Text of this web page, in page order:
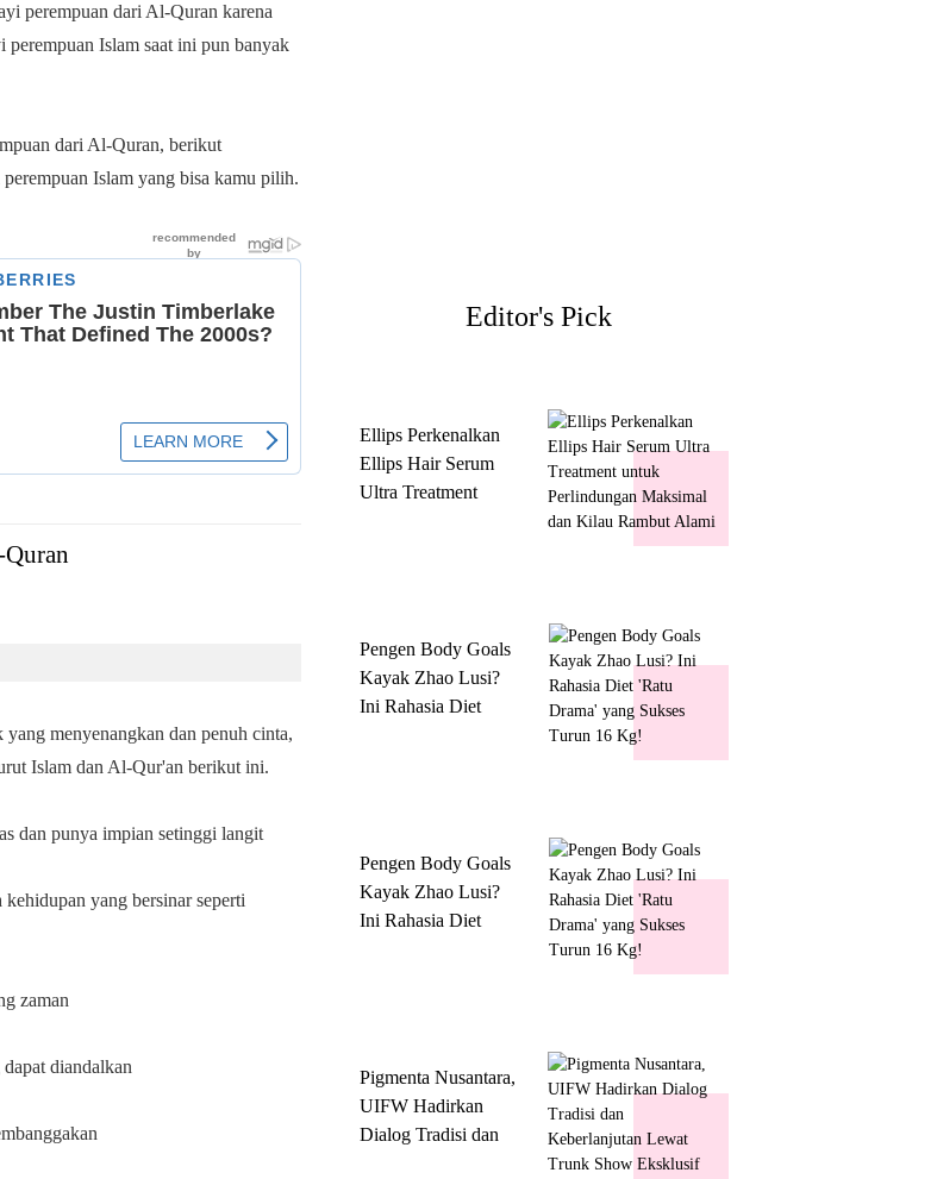
perempuan dari Al-Quran karena
Islam saat ini pun banyak
dari Al-Quran, berikut
Islam yang bisa kamu pilih.
menyenangkan dan penuh cinta,
Islam dan Al-Qur'an berikut ini.
dan punya impian setinggi langit
yang bersinar seperti
zaman
diandalkan
Editor's Pick
Ellips Perkenalkan
Ellips Hair Serum
Ultra Treatment
Pengen Body Goals
Kayak Zhao Lusi?
Ini Rahasia Diet
Pengen Body Goals
Kayak Zhao Lusi?
Ini Rahasia Diet
Pigmenta Nusantara,
UIFW Hadirkan
Dialog Tradisi dan